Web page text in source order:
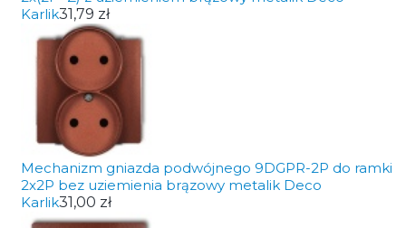
Karlik31,79 zł
Mechanizm gniazda podwójnego 9DGPR-2P do ramki
2x2P bez uziemienia brązowy metalik Deco
Karlik31,00 zł